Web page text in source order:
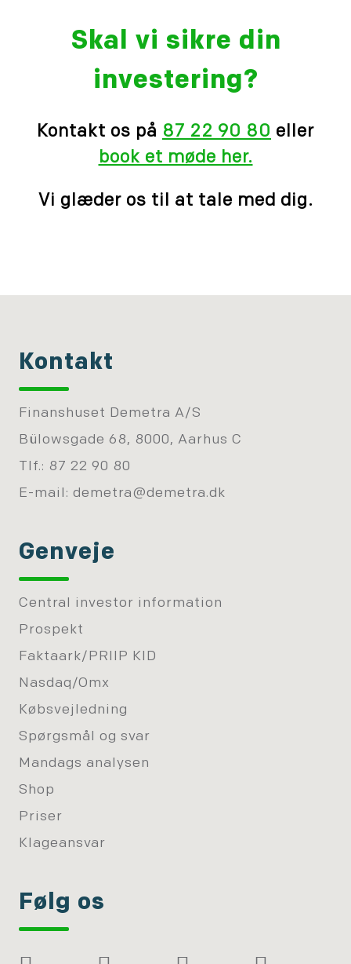
Skal vi sikre din
investering?
Kontakt os på 87 22 90 80 eller
book et møde her.
Vi glæder os til at tale med dig.
Kontakt
Finanshuset Demetra A/S
Bülowsgade 68, 8000, Aarhus C
Tlf.: 87 22 90 80
E-mail: demetra@demetra.dk
Genveje
Central investor information
Prospekt
Faktaark/PRIIP KID
Nasdaq/Omx
Købsvejledning
Spørgsmål og svar
Mandags analysen
Shop
Priser
Klageansvar
Følg os